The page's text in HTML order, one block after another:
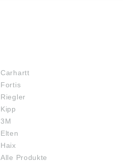
Carhartt
Fortis
Riegler
Kipp
3M
Elten
Haix
Alle Produkte